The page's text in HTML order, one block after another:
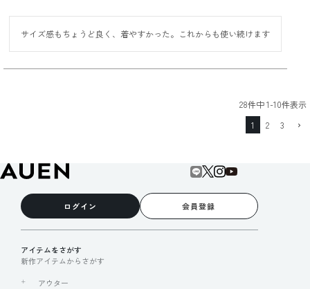
サイズ感もちょうど良く、着やすかった。これからも使い続けます
28件中1-10件表示
1
2 3
ログイン 会員登録
アイテムをさがす
新作アイテムからさがす
アウター